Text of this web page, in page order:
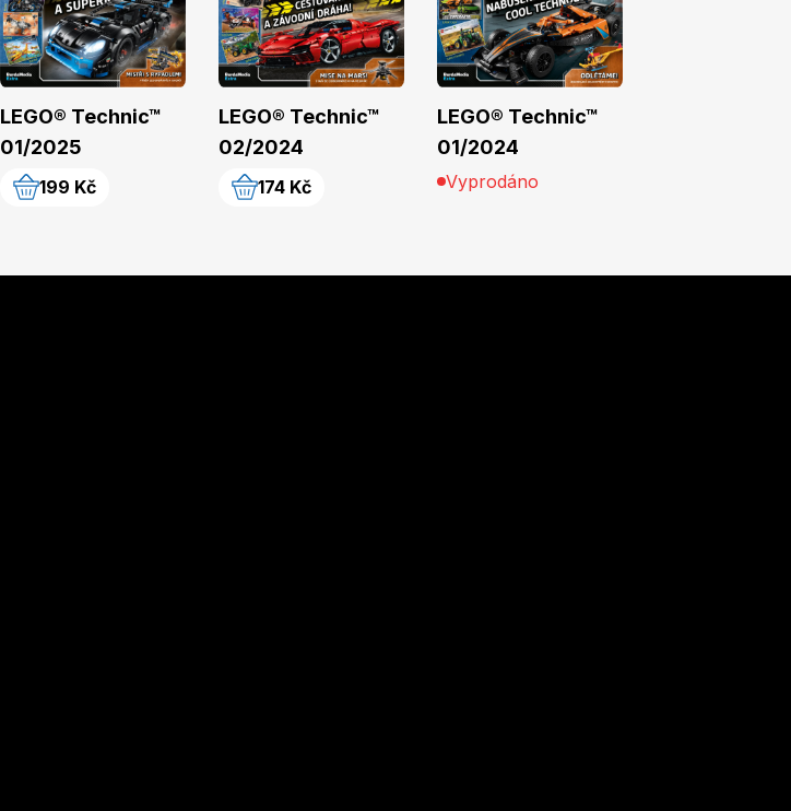
LEGO® Technic™
01/2025
199 Kč
LEGO® Technic™
02/2024
174 Kč
LEGO® Technic™
01/2024
Vyprodáno